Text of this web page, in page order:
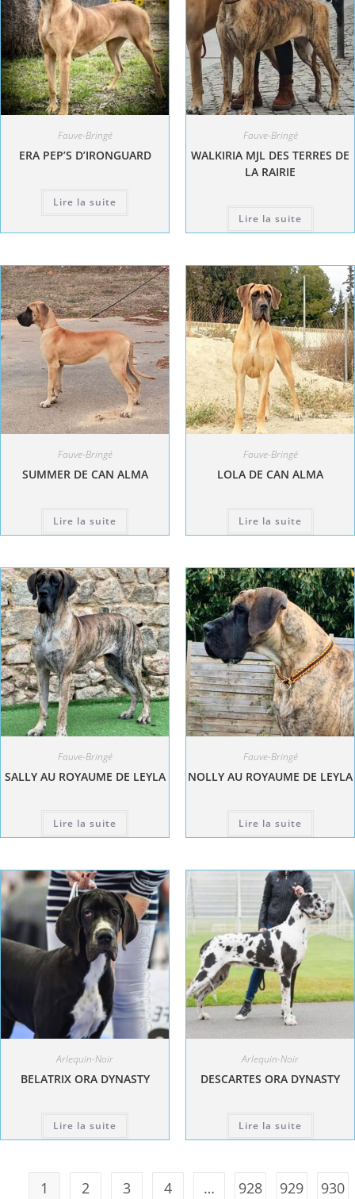
Fauve-Bringé
ERA PEP’S D’IRONGUARD
Lire la suite
Fauve-Bringé
WALKIRIA MJL DES TERRES DE
LA RAIRIE
Lire la suite
Fauve-Bringé
SUMMER DE CAN ALMA
Lire la suite
Fauve-Bringé
LOLA DE CAN ALMA
Lire la suite
Fauve-Bringé
SALLY AU ROYAUME DE LEYLA
Lire la suite
Fauve-Bringé
NOLLY AU ROYAUME DE LEYLA
Lire la suite
Arlequin-Noir
BELATRIX ORA DYNASTY
Lire la suite
Arlequin-Noir
DESCARTES ORA DYNASTY
Lire la suite
1 2 3 4 … 928 929 930